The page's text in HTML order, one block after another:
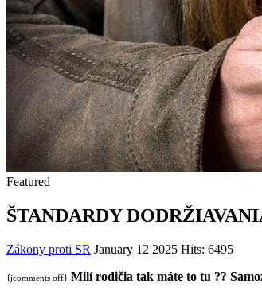
Featured
ŠTANDARDY
Zákony proti SR January 12 2025 Hits: 6495
{jcomments off} Milí rodičia tak máte to tu ??